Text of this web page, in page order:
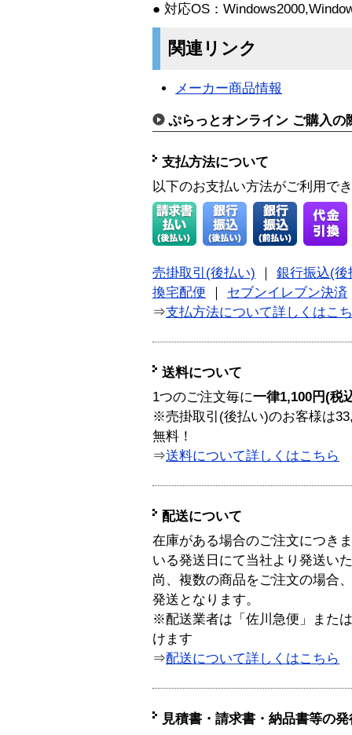
● 対応OS：
関連リンク
メーカー商品情報
ぷらっとオンライン ご購入の
支払方法について
以下のお支払い方法がご利用で
売掛取引(後払い)
銀行振込(後
換宅配便
セブンイレブン決済
⇒支払方法について詳しくはこ
送料について
1つのご注文毎に一律1,100円(税
※売掛取引(後払い)のお客様は
無料！
⇒送料について詳しくはこちら
配送について
在庫がある場合のご注文につき
いる発送日にて当社より発送い
尚、複数の商品をご注文の場合
発送となります。
※配送業者は「佐川急便」また
けます
⇒配送について詳しくはこちら
見積書・請求書・納品書等の